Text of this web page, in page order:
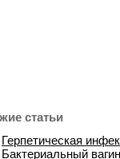
статьи
Герпетическая
Бактериальный